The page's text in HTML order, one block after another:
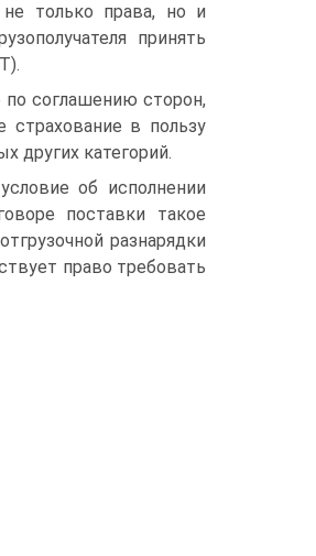
только права, но и
принять
по соглашению сторон,
страхование в пользу
других категорий.
об исполнении
поставки такое
разнарядки
право требовать